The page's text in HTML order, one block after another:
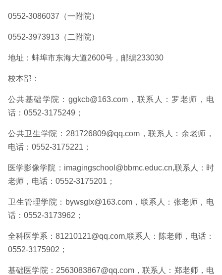
0552-3086037（一附院）
0552-3973913（二附院）
地址：蚌埠市东海大道2600号，邮编233030
校本部：
公共基础学院：ggkcb@163.com，联系人：罗老师，电
话：0552-3175249；
公共卫生学院：281726809@qq.com，联系人：余老师，
电话：0552-3175221；
医学影像学院：imagingschool@bbmc.educ.cn,联系人：时
老师，电话：0552-3175201；
卫生管理学院：bywsglx@163.com，联系人：张老师，电
话：0552-3173962；
全科医学系：81210121@qq.com,联系人：陈老师，电话：
0552-3175902；
基础医学院：2563083867@qq.com，联系人：郑老师，电